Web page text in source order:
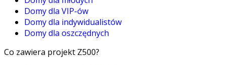
Domy dla VIP-ów
Domy dla indywidualistów
Domy dla oszczędnych
Co zawiera projekt Z500?